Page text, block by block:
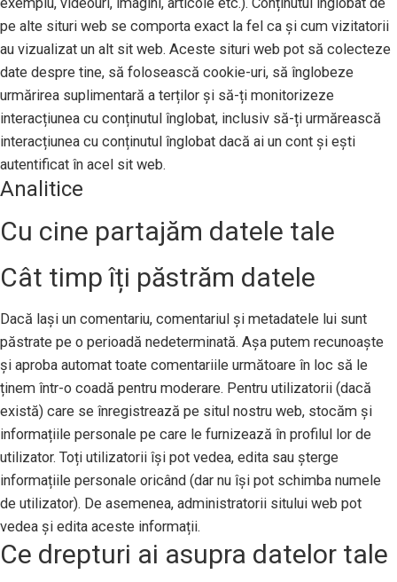
pe alte situri web se comporta exact la fel ca și cum vizitatorii
au vizualizat un alt sit web. Aceste situri web pot să colecteze
date despre tine, să folosească cookie-uri, să înglobeze
urmărirea suplimentară a terților și să-ți monitorizeze
interacțiunea cu conținutul înglobat, inclusiv să-ți urmărească
interacțiunea cu conținutul înglobat dacă ai un cont și ești
autentificat în acel sit web.
Analitice
Cu cine partajăm datele tale
Cât timp îți păstrăm datele
Dacă lași un comentariu, comentariul și metadatele lui sunt
păstrate pe o perioadă nedeterminată. Așa putem recunoaște
și aproba automat toate comentariile următoare în loc să le
ținem într-o coadă pentru moderare. Pentru utilizatorii (dacă
există) care se înregistrează pe situl nostru web, stocăm și
informațiile personale pe care le furnizează în profilul lor de
utilizator. Toți utilizatorii își pot vedea, edita sau șterge
informațiile personale oricând (dar nu își pot schimba numele
de utilizator). De asemenea, administratorii sitului web pot
vedea și edita aceste informații.
Ce drepturi ai asupra datelor tale